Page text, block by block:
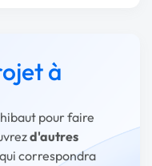
à
pour faire
d'autres
correspondra